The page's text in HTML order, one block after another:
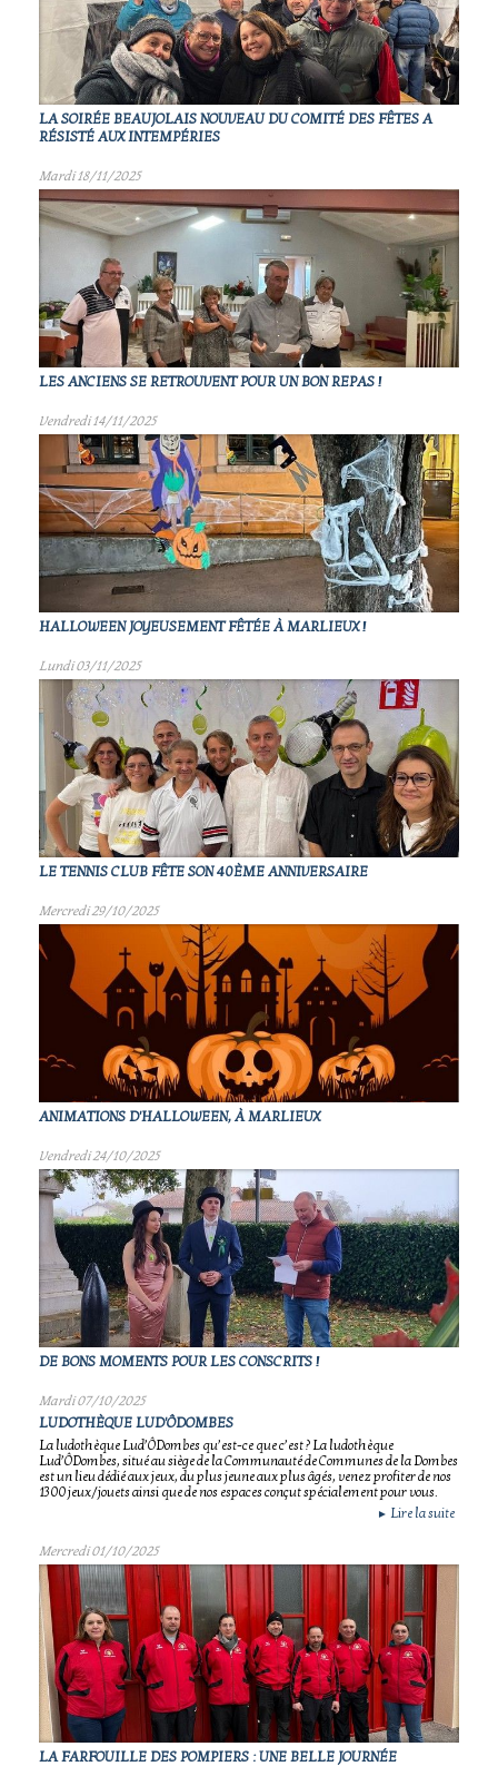
LA SOIRÉE BEAUJOLAIS NOUVEAU DU COMITÉ DES FÊTES A
RÉSISTÉ AUX INTEMPÉRIES
Mardi 18/11/2025
LES ANCIENS SE RETROUVENT POUR UN BON REPAS !
Vendredi 14/11/2025
HALLOWEEN JOYEUSEMENT FÊTÉE À MARLIEUX !
Lundi 03/11/2025
LE TENNIS CLUB FÊTE SON 40ÈME ANNIVERSAIRE
Mercredi 29/10/2025
ANIMATIONS D'HALLOWEEN, À MARLIEUX
Vendredi 24/10/2025
DE BONS MOMENTS POUR LES CONSCRITS !
Mardi 07/10/2025
LUDOTHÈQUE LUD'ÔDOMBES
La ludothèque Lud’ÔDombes qu’est-ce que c’est ? La ludothèque
Lud’ÔDombes, situé au siège de la Communauté de Communes de la Dombes
est un lieu dédié aux jeux, du plus jeune aux plus âgés, venez profiter de nos
1300 jeux/jouets ainsi que de nos espaces conçut spécialement pour vous.
► Lire la suite
Mercredi 01/10/2025
LA FARFOUILLE DES POMPIERS : UNE BELLE JOURNÉE